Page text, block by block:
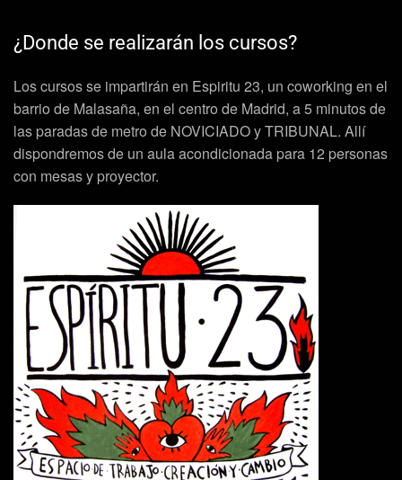
¿Donde se realizarán los cursos?
Los cursos se impartirán en Espiritu 23, un coworking en el
barrio de Malasaña, en el centro de Madrid, a 5 minutos de
las paradas de metro de NOVICIADO y TRIBUNAL. Allí
dispondremos de un aula acondicionada para 12 personas
con mesas y proyector.